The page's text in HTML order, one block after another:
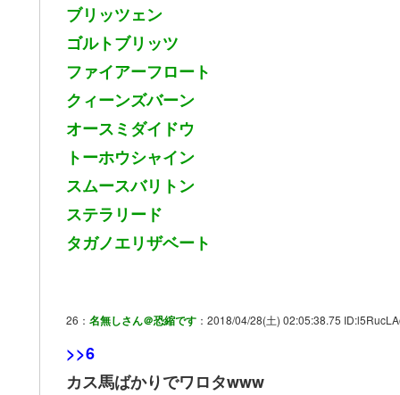
ブリッツェン
ゴルトブリッツ
ファイアーフロート
クィーンズバーン
オースミダイドウ
トーホウシャイン
スムースバリトン
ステラリード
タガノエリザベート
26： 名無しさん＠恐縮です ：2018/04/28(土) 02:05:38.75
>>6
カス馬ばかりでワロタwww